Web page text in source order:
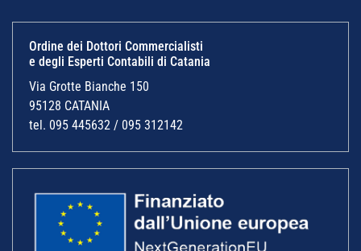
Ordine dei Dottori Commercialisti
e degli Esperti Contabili di Catania
Via Grotte Bianche 150
95128 CATANIA
tel. 095 445632 / 095 312142